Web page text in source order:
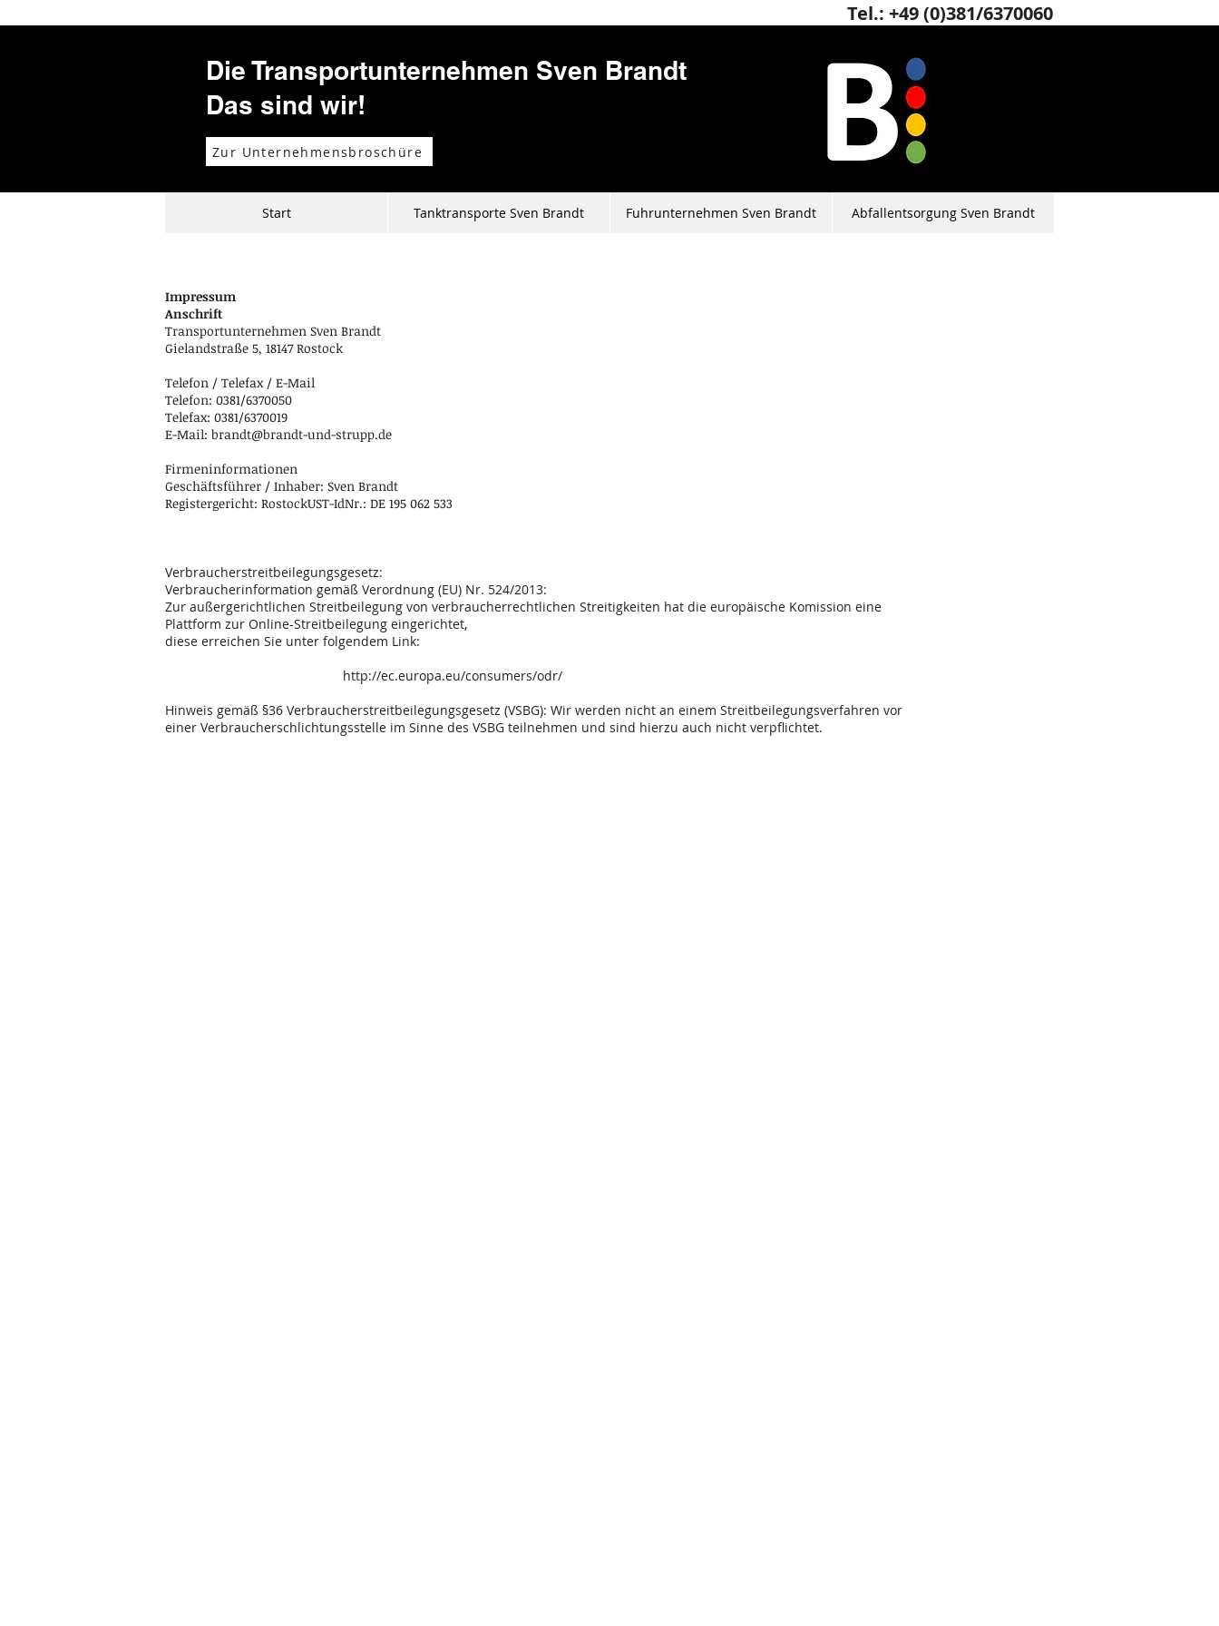
Tel.: +49 (0)381/6370060
Zur Unternehmensbroschüre
Die Transportunternehmen Sven Brandt
Das sind wir!
Start Tanktransporte Sven Brandt Fuhrunternehmen Sven Brandt Abfallentsorgung Sven Brandt
Impressum
Anschrift
Transportunternehmen Sven Brandt
Gielandstraße 5, 18147 Rostock
Telefon / Telefax / E-Mail
Telefon: 0381/6370050
Telefax: 0381/6370019
E-Mail: brandt@brandt-und-strupp.de
Firmeninformationen
Geschäftsführer / Inhaber: Sven Brandt
Registergericht: RostockUST-IdNr.: DE 195 062 533
Verbraucherstreitbeilegungsgesetz:
Verbraucherinformation gemäß Verordnung (EU) Nr. 524/2013:
Zur außergerichtlichen Streitbeilegung von verbraucherrechtlichen Streitigkeiten hat die europäische Komission eine
Plattform zur Online-Streitbeilegung eingerichtet,
diese erreichen Sie unter folgendem Link:
http://ec.europa.eu/consumers/odr/
Hinweis gemäß §36 Verbraucherstreitbeilegungsgesetz (VSBG): Wir werden nicht an einem Streitbeilegungsverfahren vor
einer Verbraucherschlichtungsstelle im Sinne des VSBG teilnehmen und sind hierzu auch nicht verpflichtet.